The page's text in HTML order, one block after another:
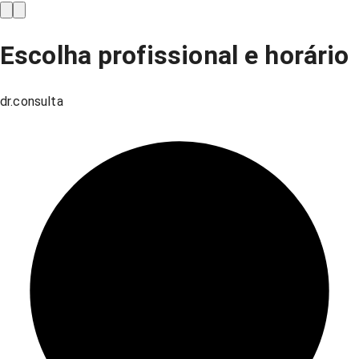
Escolha profissional e horário
dr.consulta